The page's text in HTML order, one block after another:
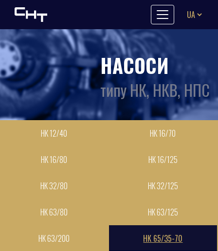
Skip to content
НАСОСИ
типу НК, НКВ, НПС
НК 12/40 НК 16/70
НК 16/80 НК 16/125
НК 32/80 НК 32/125
НК 63/80 НК 63/125
НК 63/200 НК 65/35-70